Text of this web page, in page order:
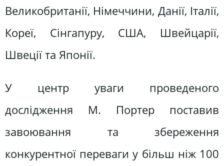
Великобританії, Німеччини, Данії, Італії,
Кореї, Сінгапуру, США, Швейцарії,
Швеції та Японії.
У центр уваги проведеного
дослідження М. Портер поставив
завоювання та збереження
конкурентної переваги у більш ніж 100